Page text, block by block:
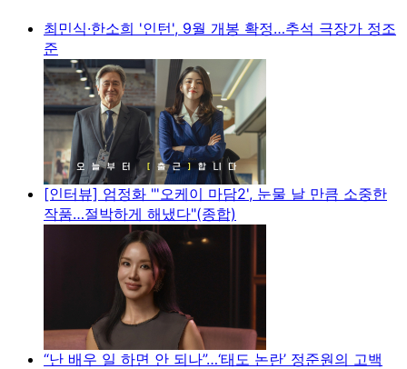
최민식·한소희 '인턴', 9월 개봉 확정…추석 극장가 정조
준
[인터뷰] 엄정화 "'오케이 마담2', 눈물 날 만큼 소중한
작품…절박하게 해냈다"(종합)
“난 배우 일 하면 안 되나”…‘태도 논란’ 정준원의 고백